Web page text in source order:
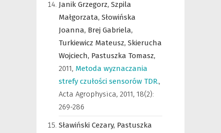
Janik Grzegorz, Szpila
Małgorzata, Słowińska
Joanna, Brej Gabriela,
Turkiewicz Mateusz, Skierucha
Wojciech, Pastuszka Tomasz,
2011, Metoda wyznaczania
strefy czułości sensorów TDR.,
Acta Agrophysica, 2011, 18(2):
269-286
Sławiński Cezary, Pastuszka